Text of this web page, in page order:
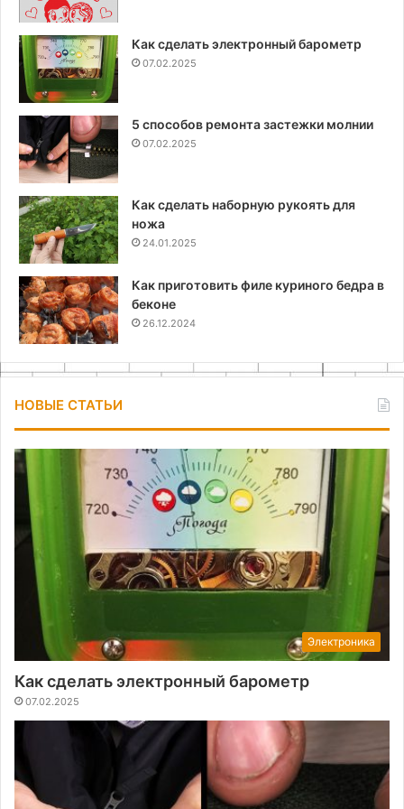
Как сделать электронный барометр
07.02.2025
5 способов ремонта застежки молнии
07.02.2025
Как сделать наборную рукоять для
ножа
24.01.2025
Как приготовить филе куриного бедра в
беконе
26.12.2024
НОВЫЕ СТАТЬИ
Электроника
Как сделать электронный барометр
07.02.2025